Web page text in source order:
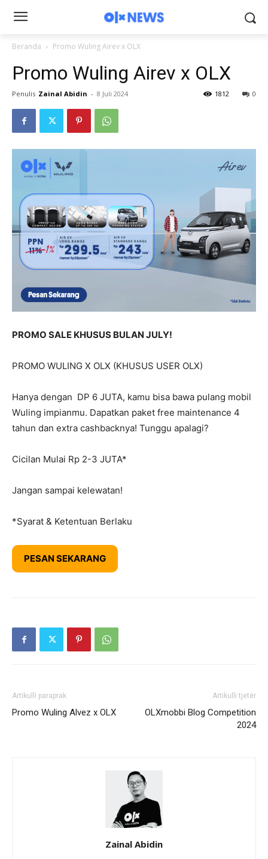
Beranda Promo Wuling Airev x OLX
Promo Wuling Airev x OLX
Penulis Zainal Abidin - 8 Juli 2024 0
1812
PROMO SALE KHUSUS BULAN JULY!
PROMO WULING X OLX (KHUSUS USER OLX)
Hanya dengan DP 6 JUTA, kamu bisa bawa pulang mobil
Wuling impianmu. Dapatkan paket free maintenance 4
tahun dan extra cashbacknya! Tunggu apalagi?
Cicilan Mulai Rp 2-3 JUTA*
Jangan sampai kelewatan!
*Syarat & Ketentuan Berlaku
PESAN SEKARANG
Artikulli paraprak
Promo Wuling Alvez x OLX
Artikulli tjetër
OLXmobbi Blog Competition
2024
Zainal Abidin